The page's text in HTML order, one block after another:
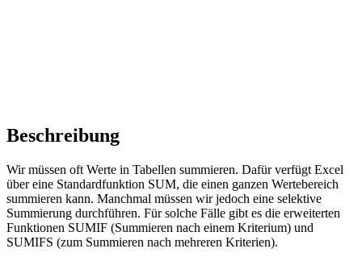
Beschreibung
Wir müssen oft Werte in Tabellen summieren. Dafür verfügt Excel
über eine Standardfunktion SUM, die einen ganzen Wertebereich
summieren kann. Manchmal müssen wir jedoch eine selektive
Summierung durchführen. Für solche Fälle gibt es die erweiterten
Funktionen SUMIF (Summieren nach einem Kriterium) und
SUMIFS (zum Summieren nach mehreren Kriterien).